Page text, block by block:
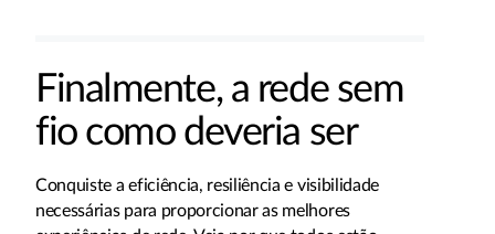
Finalmente, a rede sem
fio como deveria ser
Conquiste a eficiência, resiliência e visibilidade
necessárias para proporcionar as melhores